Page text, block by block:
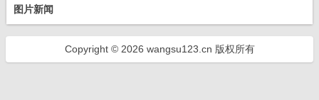
图片新闻
Copyright © 2026 wangsu123.cn 版权所有